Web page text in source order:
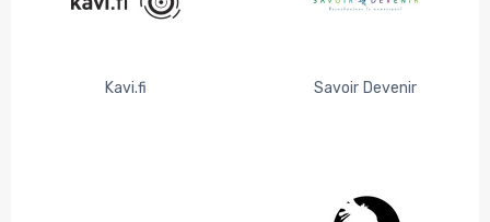
Kavi.fi Savoir Devenir